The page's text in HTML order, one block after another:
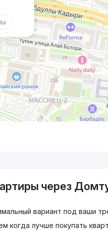
через
вариант под ваши
когда лучше покупать